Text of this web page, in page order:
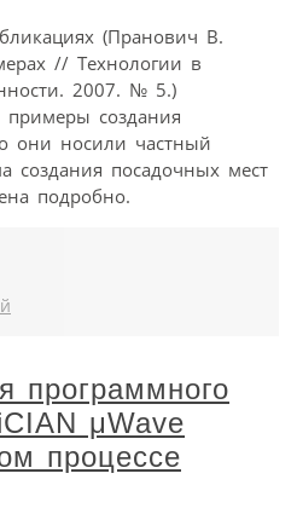
(Пранович В.
// Технологии в
2007. № 5.)
примеры создания
они носили частный
создания посадочных мест
подробно.
программного
μWave
процессе